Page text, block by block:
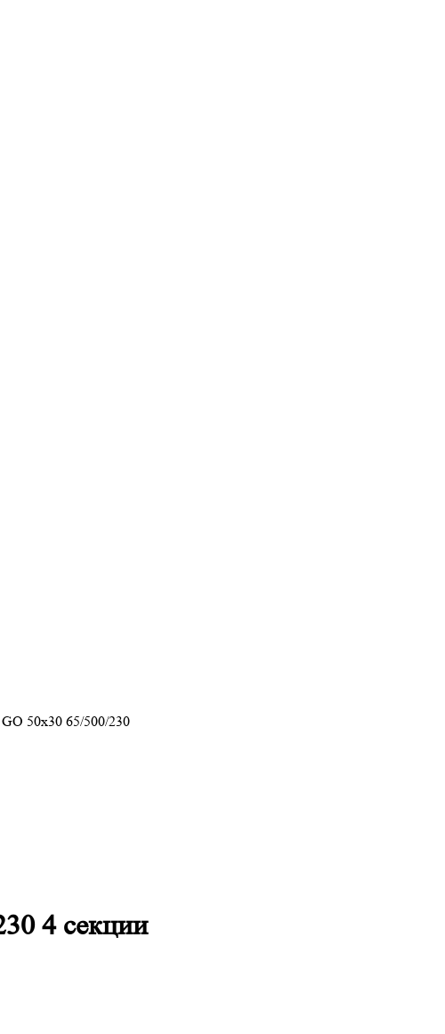
50х30 65/500/230
4 секции